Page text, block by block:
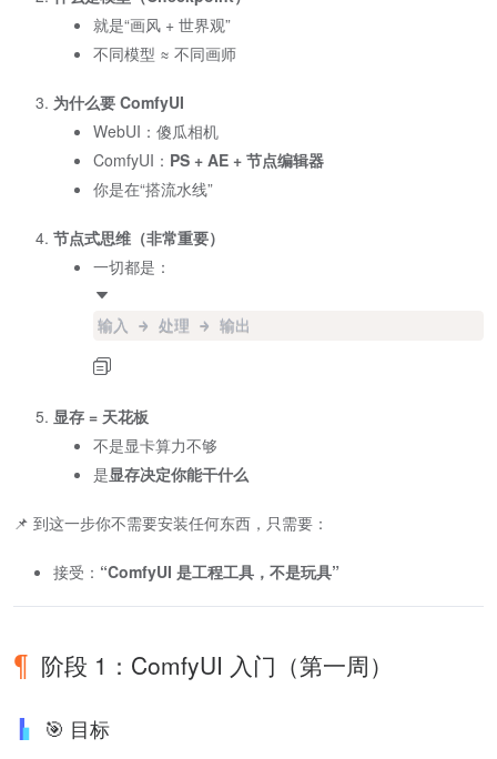
就是“画风 + 世界观”
不同模型 ≈ 不同画师
为什么要 ComfyUI
WebUI：傻瓜相机
ComfyUI： PS + AE + 节点编辑器
你是在“搭流水线”
节点式思维（非常重要）
一切都是：
输入 → 处理 → 输出
显存 = 天花板
不是显卡算力不够
是显存决定你能干什么
📌 到这一步你不需要安装任何东西，只需要：
接受： “ComfyUI 是工程工具，不是玩具”
阶段 1：ComfyUI 入门（第一周）
🎯 目标